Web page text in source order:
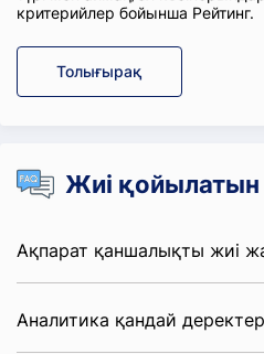
критерийлер бойынша Рейтинг.
Толығырақ
Жиі қойылатын
Ақпарат қаншалықты жиі
Аналитика қандай